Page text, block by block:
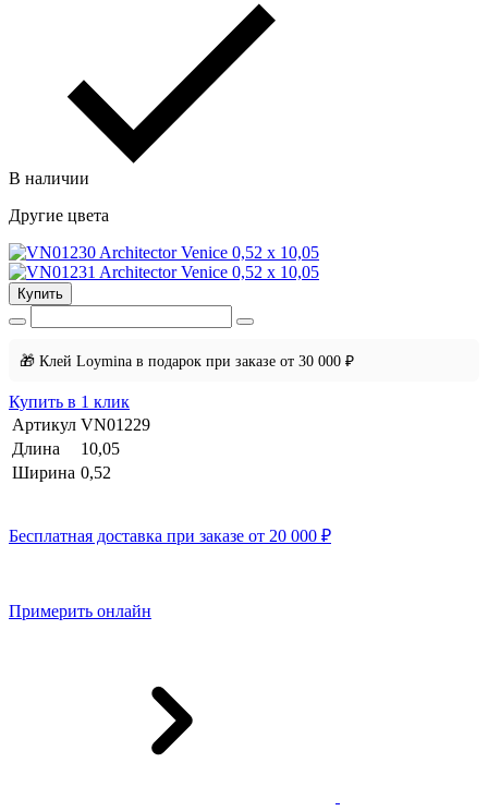
В наличии
Другие цвета
Купить
🎁 Клей Loymina в подарок при заказе от 30 000 ₽
Купить в 1 клик
Артикул VN01229
Длина
10,05
Ширина 0,52
Бесплатная доставка при заказе от 20 000 ₽
Примерить онлайн